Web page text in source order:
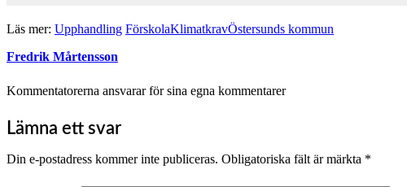
Läs mer: Upphandling FörskolaKlimatkravÖstersunds kommun
Fredrik Mårtensson
Kommentatorerna ansvarar för sina egna kommentarer
Lämna ett svar
Din e-postadress kommer inte publiceras. Obligatoriska fält är märkta *